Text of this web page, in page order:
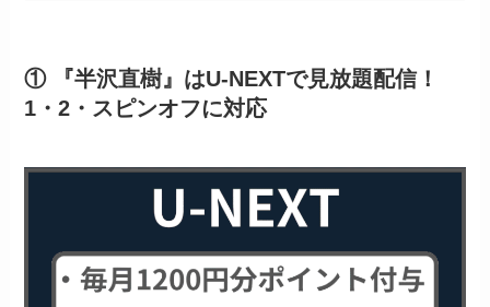
① 『半沢直樹』はU-NEXTで見放題配信！
1・2・スピンオフに対応